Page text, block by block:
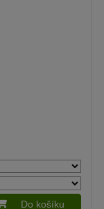
Do košíku